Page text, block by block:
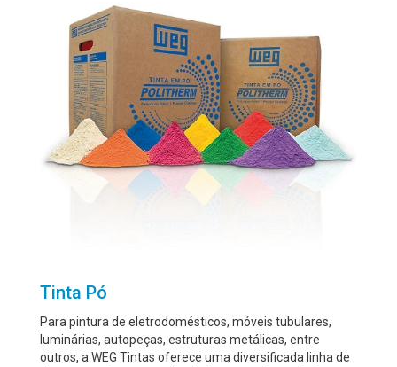
Tinta Pó
Para pintura de eletrodomésticos, móveis tubulares,
luminárias, autopeças, estruturas metálicas, entre
outros, a WEG Tintas oferece uma diversificada linha de